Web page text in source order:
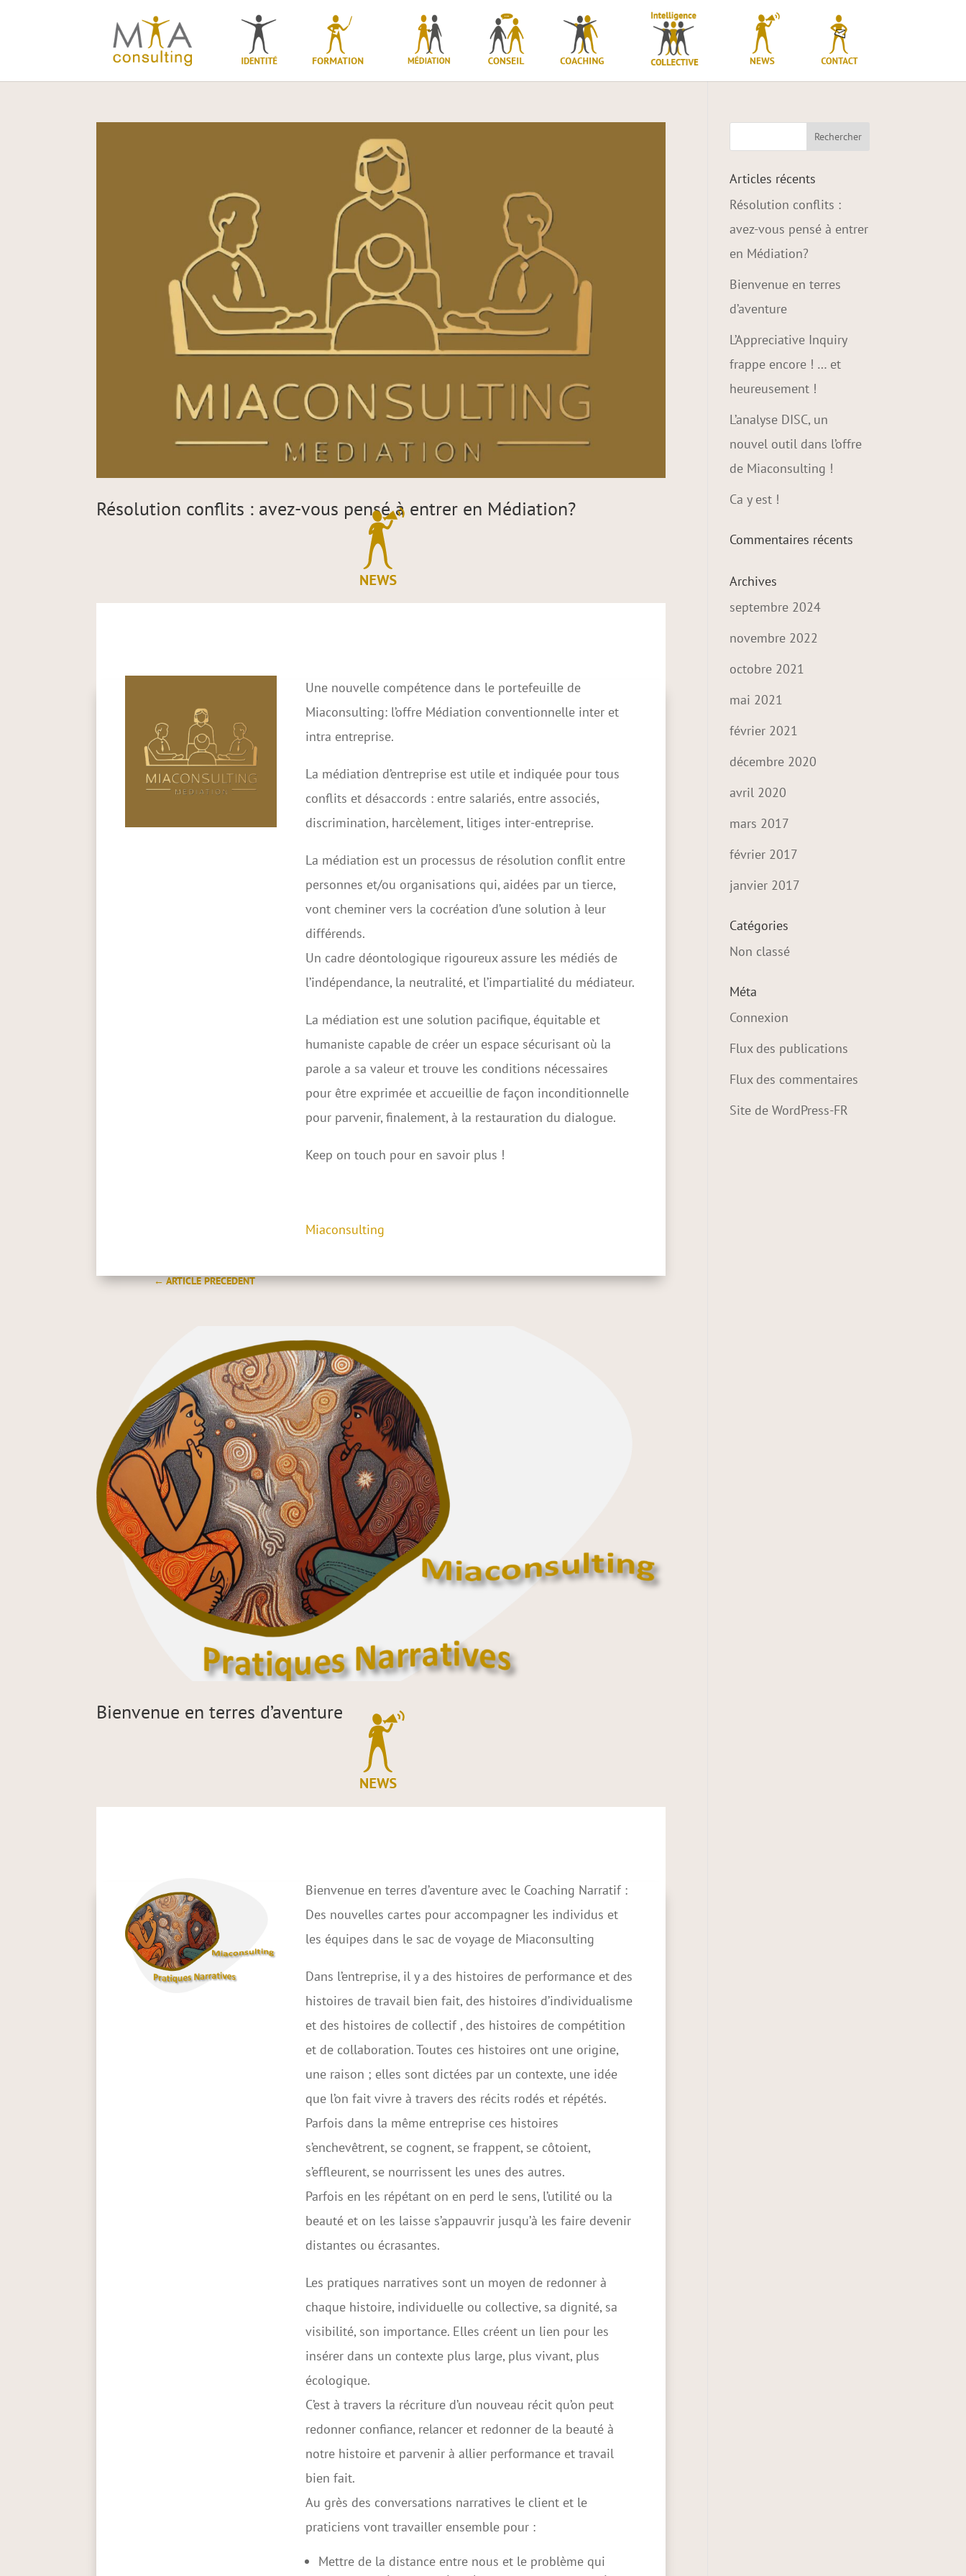
Résolution conflits : avez-vous pensé à entrer en Médiation?
Une nouvelle compétence dans le portefeuille de
Miaconsulting: l’offre Médiation conventionnelle inter et
intra entreprise.
La médiation d’entreprise est utile et indiquée pour tous
conflits et désaccords : entre salariés, entre associés,
discrimination, harcèlement, litiges inter-entreprise.
La médiation est un processus de résolution conflit entre
personnes et/ou organisations qui, aidées par un tierce,
vont cheminer vers la cocréation d’une solution à leur
différends.
Un cadre déontologique rigoureux assure les médiés de
l’indépendance, la neutralité, et l’impartialité du médiateur.
La médiation est une solution pacifique, équitable et
humaniste capable de créer un espace sécurisant où la
parole a sa valeur et trouve les conditions nécessaires
pour être exprimée et accueillie de façon inconditionnelle
pour parvenir, finalement, à la restauration du dialogue.
Keep on touch pour en savoir plus !
Miaconsulting
←ARTICLE PRECEDENT
Bienvenue en terres d’aventure
Bienvenue en terres d’aventure avec le Coaching Narratif :
Des nouvelles cartes pour accompagner les individus et
les équipes dans le sac de voyage de Miaconsulting
Dans l’entreprise, il y a des histoires de performance et des
histoires de travail bien fait, des histoires d’individualisme
et des histoires de collectif , des histoires de compétition
et de collaboration. Toutes ces histoires ont une origine,
une raison ; elles sont dictées par un contexte, une idée
que l’on fait vivre à travers des récits rodés et répétés.
Parfois dans la même entreprise ces histoires
s’enchevêtrent, se cognent, se frappent, se côtoient,
s’effleurent, se nourrissent les unes des autres.
Parfois en les répétant on en perd le sens, l’utilité ou la
beauté et on les laisse s’appauvrir jusqu’à les faire devenir
distantes ou écrasantes.
Les pratiques narratives sont un moyen de redonner à
chaque histoire, individuelle ou collective, sa dignité, sa
visibilité, son importance. Elles créent un lien pour les
insérer dans un contexte plus large, plus vivant, plus
écologique.
C’est à travers la récriture d’un nouveau récit qu’on peut
redonner confiance, relancer et redonner de la beauté à
notre histoire et parvenir à allier performance et travail
bien fait.
Au grès des conversations narratives le client et le
praticiens vont travailler ensemble pour :
Mettre de la distance entre nous et le problème qui
Articles récents
Résolution conflits :
avez-vous pensé à entrer
en Médiation?
Bienvenue en terres
d’aventure
L’Appreciative Inquiry
frappe encore ! … et
heureusement !
L’analyse DISC, un
nouvel outil dans l’offre
de Miaconsulting !
Ca y est !
Commentaires récents
Archives
septembre 2024
novembre 2022
octobre 2021
mai 2021
février 2021
décembre 2020
avril 2020
mars 2017
février 2017
janvier 2017
Catégories
Non classé
Méta
Connexion
Flux des publications
Flux des commentaires
Site de WordPress-FR